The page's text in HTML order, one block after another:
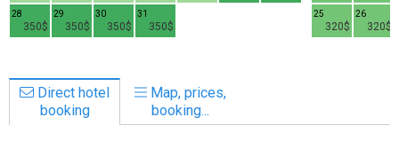
350$
28
350$
29
350$
30
350$
31
320$
25
320$
26
Direct hotel
booking
Map, prices,
booking...